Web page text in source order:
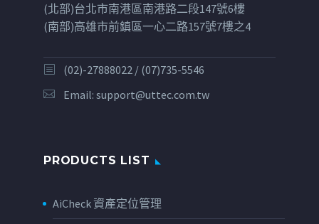
(北部)台北市南港區南港路二段147號6樓
(南部)高雄市前鎮區一心二路157號7樓之4
(02)-27888022 / (07)735-5546
Email: support@uttec.com.tw
PRODUCTS LIST
AiCheck 資產定位管理